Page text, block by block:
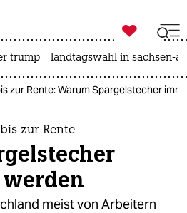
zahl ich
ich

taz zahl ich
trump landtagswahl in sachsen-
zur Rente: Warum Spargelstecher
zur Rente
meist von Arbeitern